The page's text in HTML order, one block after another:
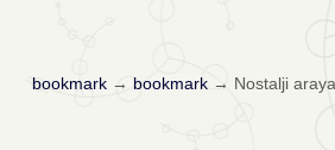
bookmark→ bookmark→ Nostalji